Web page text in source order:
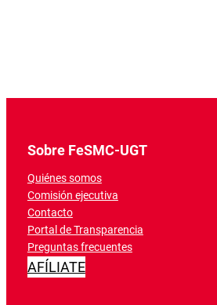
Sobre FeSMC-UGT
Quiénes somos
Comisión ejecutiva
Contacto
Portal de Transparencia
Preguntas frecuentes
AFÍLIATE